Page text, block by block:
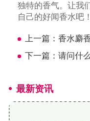
独特的香气。让我
自己的好闻香水吧！
上一篇： 香水麝
下一篇： 请问什
最新资讯